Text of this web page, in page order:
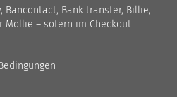
Bancontact, Bank transfer, Billie,
Mollie – sofern im Checkout